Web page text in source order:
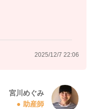
2025/12/7 22:06
宮川めぐみ
助産師